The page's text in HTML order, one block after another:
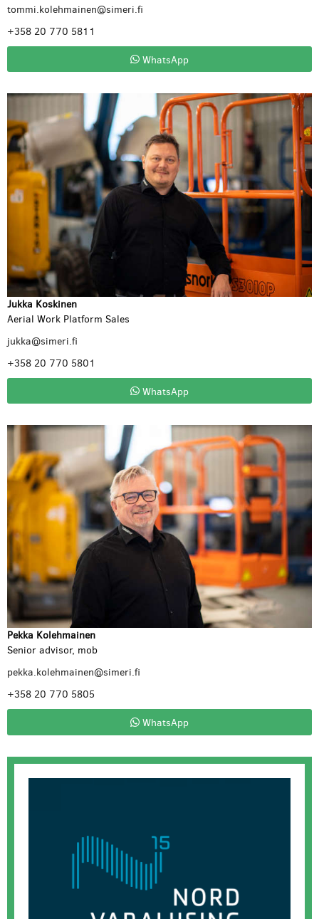
tommi.kolehmainen@simeri.fi
+358 20 770 5811
WhatsApp
Jukka Koskinen
Aerial Work Platform Sales
jukka@simeri.fi
+358 20 770 5801
WhatsApp
Pekka Kolehmainen
Senior advisor, mob
pekka.kolehmainen@simeri.fi
+358 20 770 5805
WhatsApp